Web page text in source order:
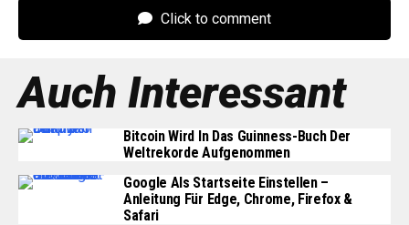
Click to comment
Auch Interessant
Bitcoin Wird In Das Guinness-Buch Der
Weltrekorde Aufgenommen
Google Als Startseite Einstellen –
Anleitung Für Edge, Chrome, Firefox &
Safari